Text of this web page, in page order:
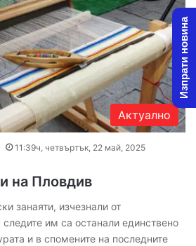
Актуално
11:39ч, четвъртък, 22 май, 2025
на Пловдив
занаяти, изчезнали от
им са останали единствено
и в спомените на последните
Изпрати новина